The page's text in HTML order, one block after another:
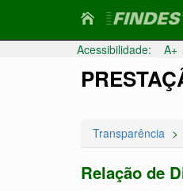
Acessibilidade:
Pular
para
A+
Transparência
Relação de